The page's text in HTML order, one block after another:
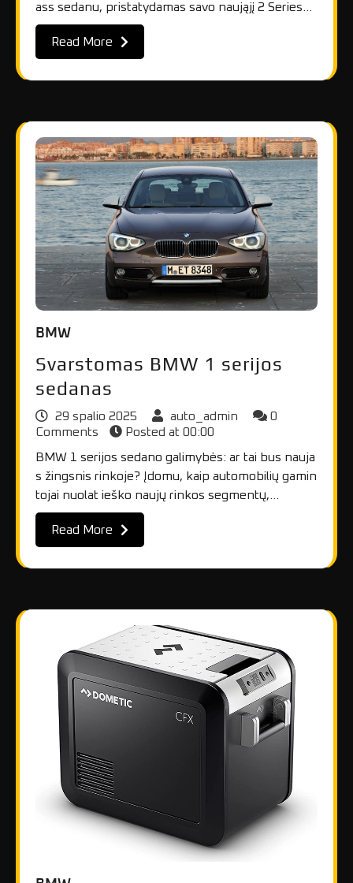
ass sedanu, pristatydamas savo naująjį 2 Series…
Read More
BMW
Svarstomas BMW 1 serijos
sedanas
29 spalio 2025 auto_admin
0
Comments
Posted at 00:00
BMW 1 serijos sedano galimybės: ar tai bus nauja
s žingsnis rinkoje? Įdomu, kaip automobilių gamin
tojai nuolat ieško naujų rinkos segmentų,…
Read More